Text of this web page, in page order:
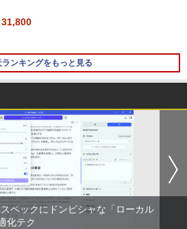
31,800
ランキングをもっと見る
バイルモニター ミラーリング 高画質 1
インチ IPS液晶 小型 LEDバックライ
モバイルディスプレイ ゲーミングモニ
ー デュアルディスプレイ スマホ Andr
iPhone iPad 1年保証 日本語説明書
無料
年8月発売 予約 mini ミニ 2026年9
ミルク M!LK MILK
5,180
うのにこにこおやつ [ まいのおやつ ]
スペックにドンピシャな「ローカル
化テク